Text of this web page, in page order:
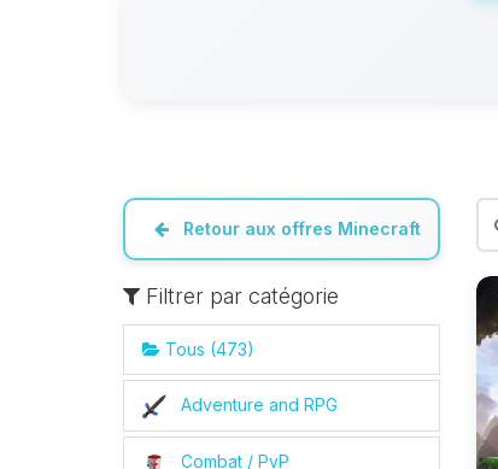
Retour aux offres Minecraft
Filtrer par catégorie
Tous (473)
Adventure and RPG
Combat / PvP